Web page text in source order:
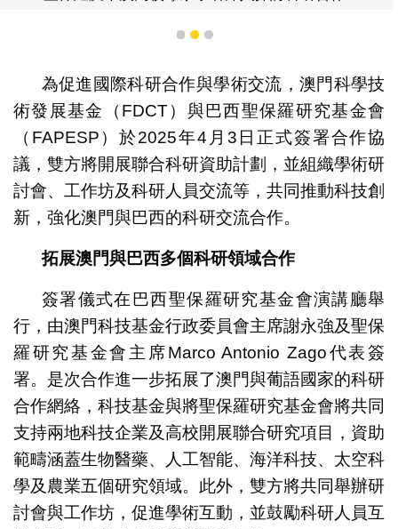
1 2 3
為促進國際科研合作與學術交流，澳門科學技
術發展基金（FDCT）與巴西聖保羅研究基金會
（FAPESP）於2025年4月3日正式簽署合作協
議，雙方將開展聯合科研資助計劃，並組織學術研
討會、工作坊及科研人員交流等，共同推動科技創
新，強化澳門與巴西的科研交流合作。
拓展澳門與巴西多個科研領域合作
簽署儀式在巴西聖保羅研究基金會演講廳舉
行，由澳門科技基金行政委員會主席謝永強及聖保
羅研究基金會主席Marco Antonio Zago代表簽
署。是次合作進一步拓展了澳門與葡語國家的科研
合作網絡，科技基金與將聖保羅研究基金會將共同
支持兩地科技企業及高校開展聯合研究項目，資助
範疇涵蓋生物醫藥、人工智能、海洋科技、太空科
學及農業五個研究領域。此外，雙方將共同舉辦研
討會與工作坊，促進學術互動，並鼓勵科研人員互